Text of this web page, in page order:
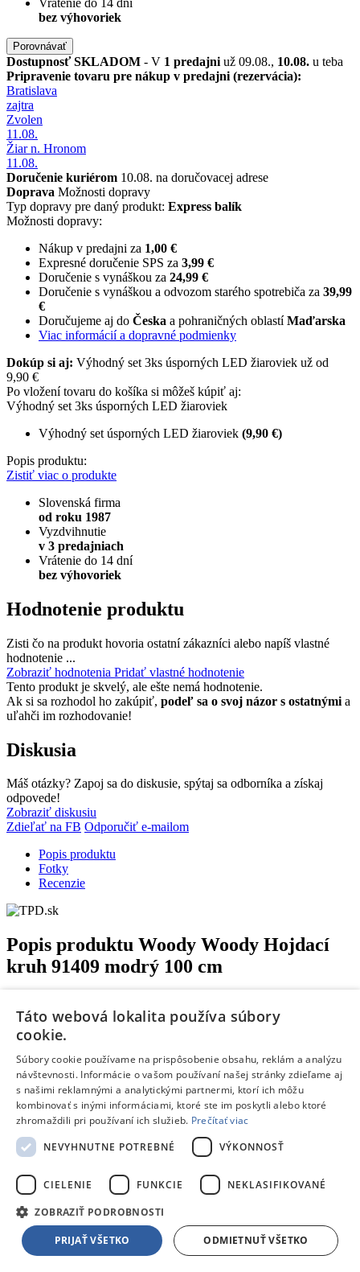
bez výhovoriek
Porovnávať
DostupnosťSKLADOM - V 1 predajni už 09.08., 10.08. u teba
Pripravenie tovaru pre nákup v predajni (rezervácia):
Bratislava
zajtra
Zvolen
11.08.
Žiar n. Hronom
11.08.
Doručenie kuriérom 10.08. na doručovacej adrese
Doprava Možnosti dopravy
Typ dopravy pre daný produkt: Express balík
Možnosti dopravy:
Nákup v predajni za 1,00 €
Expresné doručenie SPS za 3,99 €
Doručenie s vynáškou za 24,99 €
Doručenie s vynáškou a odvozom starého spotrebiča za 39,99
€
Doručujeme aj do Česka a pohraničných oblastíMaďarska
Viac informácií a dopravné podmienky
Dokúp si aj: Výhodný set 3ks úsporných LED žiaroviek už od
9,90 €
Po vložení tovaru do košíka si môžeš kúpiť aj:
Výhodný set 3ks úsporných LED žiaroviek
Výhodný set úsporných LED žiaroviek (9,90 €)
Popis produktu:
Zistiť viac o produkte
Slovenská firma
od roku 1987
Vyzdvihnutie
v 3 predajniach
Vrátenie do 14 dní
bez výhovoriek
Hodnotenie produktu
Zisti čo na produkt hovoria ostatní zákazníci alebo napíš vlastné
hodnotenie ...
Zobraziť hodnotenia Pridať vlastné hodnotenie
Tento produkt je skvelý, ale ešte nemá hodnotenie.
Ak si sa rozhodol ho zakúpiť, podeľ sa o svoj názor s ostatnými a
uľahči im rozhodovanie!
Diskusia
Máš otázky? Zapoj sa do diskusie, spýtaj sa odborníka a získaj
odpovede!
Zobraziť diskusiu
Zdieľať na FB Odporučiť e-mailom
Popis produktu
Fotky
Recenzie
Popis produktu Woody Woody Hojdací
kruh 91409 modrý 100 cm
hojdačka do vašej záhrady s priemerom 100 cm.
Kruh s priemerom 100 cm je zavesený na 4 povrazoch.
Dno kruhu je vypletené lanom.
Nosnosť hojdačky je maximálne 100 kg.
Na kruhu sa môžu hojdať aj dve deti naraz.
Dieťa by malo používať hojdačku iba v sede alebo v ľahu.
Pre deti od 3 rokov
Hojdačky a lehátka
Hojdačky a húpadlá
Táto webová lokalita používa súbory
cookie.
Súbory cookie používame na prispôsobenie obsahu, reklám a analýzu
návštevnosti. Informácie o vašom používaní našej stránky zdieľame aj
s našimi reklamnými a analytickými partnermi, ktorí ich môžu
kombinovať s inými informáciami, ktoré ste im poskytli alebo ktoré
zhromaždili pri používaní ich služieb. Prečítať viac
NEVYHNUTNE POTREBNÉ
VÝKONNOSŤ
CIELENIE FUNKCIE NEKLASIFIKOVANÉ
ZOBRAZIŤ PODROBNOSTI
PRIJAŤ VŠETKO ODMIETNUŤ VŠETKO